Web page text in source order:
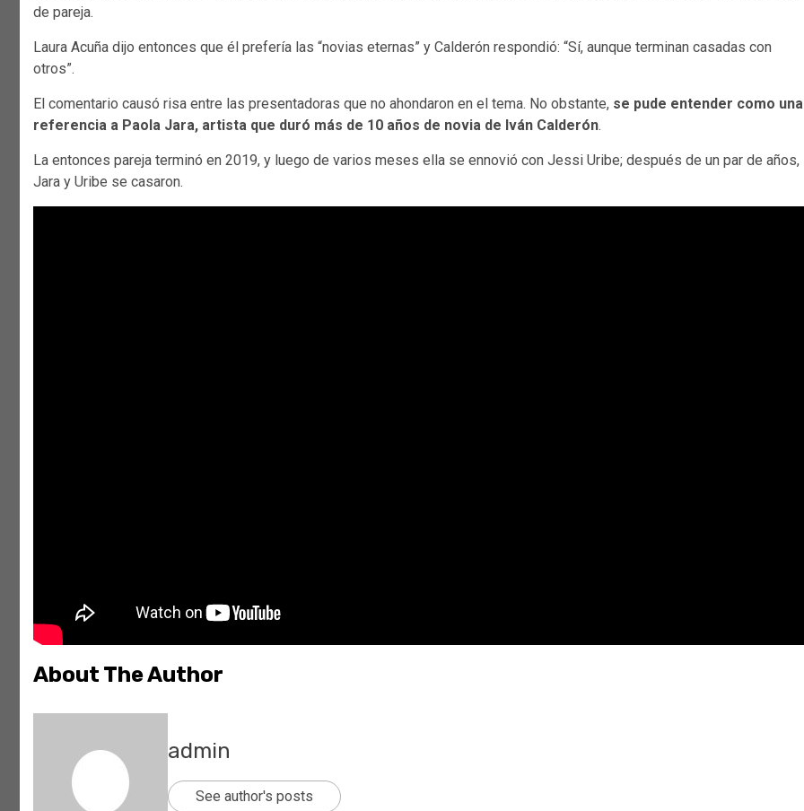
de pareja.
Laura Acuña dijo entonces que él prefería las “novias eternas” y Calderón respondió: “Sí, aunque terminan casadas con
otros”.
El comentario causó risa entre las presentadoras que no ahondaron en el tema. No obstante, se pude entender como una
referencia a Paola Jara, artista que duró más de 10 años de novia de Iván Calderón.
La entonces pareja terminó en 2019, y luego de varios meses ella se ennovió con Jessi Uribe; después de un par de años,
Jara y Uribe se casaron.
About The Author
admin
See author's posts